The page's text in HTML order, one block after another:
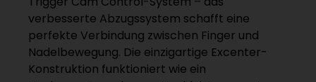
verbesserte Abzugssystem schafft eine
perfekte Verbindung zwischen Finger und
Nadelbewegung. Die einzigartige Excenter-
Konstruktion funktioniert wie ein